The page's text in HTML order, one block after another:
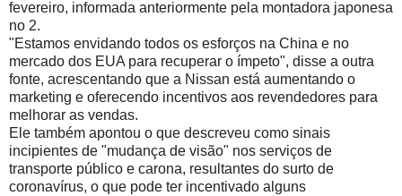
fevereiro, informada anteriormente pela montadora japonesa
no 2.
"Estamos envidando todos os esforços na China e no
mercado dos EUA para recuperar o ímpeto", disse a outra
fonte, acrescentando que a Nissan está aumentando o
marketing e oferecendo incentivos aos revendedores para
melhorar as vendas.
Ele também apontou o que descreveu como sinais
incipientes de "mudança de visão" nos serviços de
transporte público e carona, resultantes do surto de
coronavírus, o que pode ter incentivado alguns